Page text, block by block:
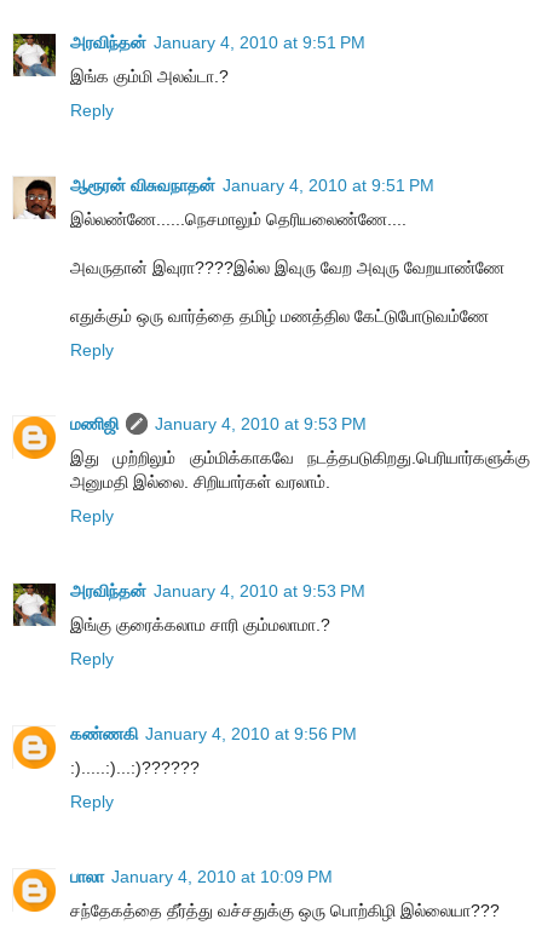
அரவிந்தன் January 4, 2010 at 9:51 PM
இங்க கும்மி அலவ்டா.?
Reply
ஆரூரன் விசுவநாதன் January 4, 2010 at 9:51 PM
இல்லண்ணே......நெசமாலும் தெரியலைண்ணே....
அவருதான் இவுரா????இல்ல இவுரு வேற அவுரு வேறயாண்ணே
எதுக்கும் ஒரு வார்த்தை தமிழ் மணத்தில கேட்டுபோடுவம்ணே
Reply
மணிஜி
January 4, 2010 at 9:53 PM
இது முற்றிலும் கும்மிக்காகவே நடத்தபடுகிறது.பெரியார்களுக்கு
அனுமதி இல்லை. சிறியார்கள் வரலாம்.
Reply
அரவிந்தன் January 4, 2010 at 9:53 PM
இங்கு குரைக்கலாம சாரி கும்மலாமா.?
Reply
கண்ணகி January 4, 2010 at 9:56 PM
:).....:)...:)??????
Reply
பாலா January 4, 2010 at 10:09 PM
சந்தேகத்தை தீர்த்து வச்சதுக்கு ஒரு பொற்கிழி இல்லையா???